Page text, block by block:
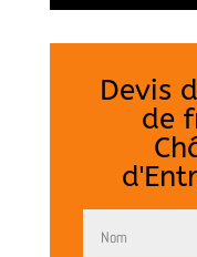
Devis
de